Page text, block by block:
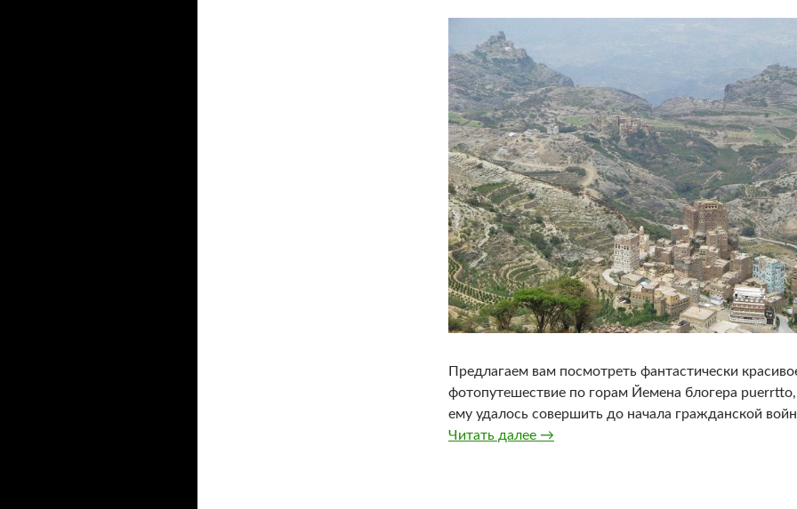
Предлагаем вам посмотреть фантастически
фотопутешествие по горам Йемена блогера
ему удалось совершить до начала гражданской
Читать далее Йемен: города в горах
→